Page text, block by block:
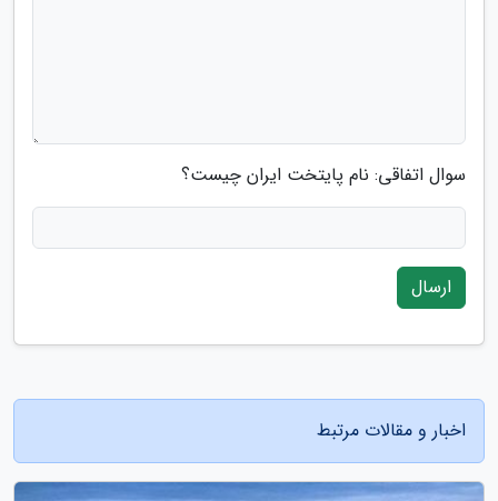
سوال اتفاقی: نام پایتخت ایران چیست؟
ارسال
اخبار و مقالات مرتبط